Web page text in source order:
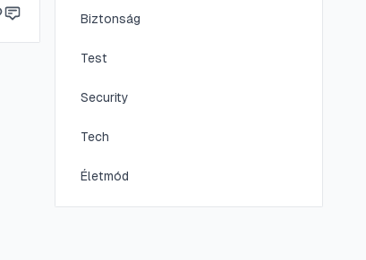
Biztonság
Test
Security
Tech
Életmód